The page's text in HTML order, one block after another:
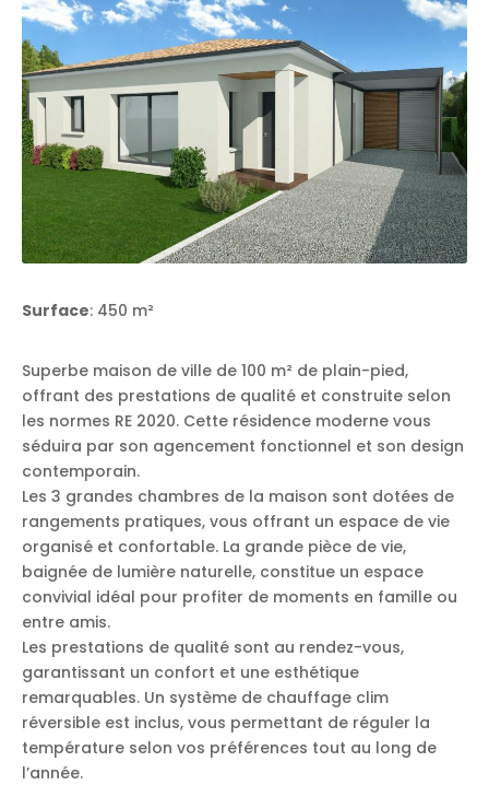
Surface: 450 m²
Superbe maison de ville de 100 m² de plain-pied,
offrant des prestations de qualité et construite selon
les normes RE 2020. Cette résidence moderne vous
séduira par son agencement fonctionnel et son design
contemporain.
Les 3 grandes chambres de la maison sont dotées de
rangements pratiques, vous offrant un espace de vie
organisé et confortable. La grande pièce de vie,
baignée de lumière naturelle, constitue un espace
convivial idéal pour profiter de moments en famille ou
entre amis.
Les prestations de qualité sont au rendez-vous,
garantissant un confort et une esthétique
remarquables. Un système de chauffage clim
réversible est inclus, vous permettant de réguler la
température selon vos préférences tout au long de
l’année.